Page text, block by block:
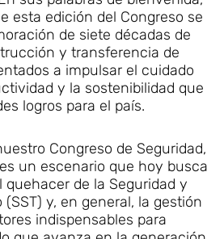
esta edición del Congreso se
de siete décadas de
y transferencia de
a impulsar el cuidado
y la sostenibilidad que
logros para el país.
Congreso de Seguridad,
un escenario que hoy busca
quehacer de la Seguridad y
(SST) y, en general, la gestión
indispensables para